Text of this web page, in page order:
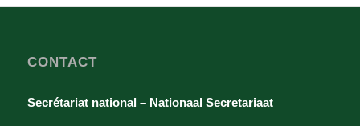
CONTACT
Secrétariat national – Nationaal Secretariaat